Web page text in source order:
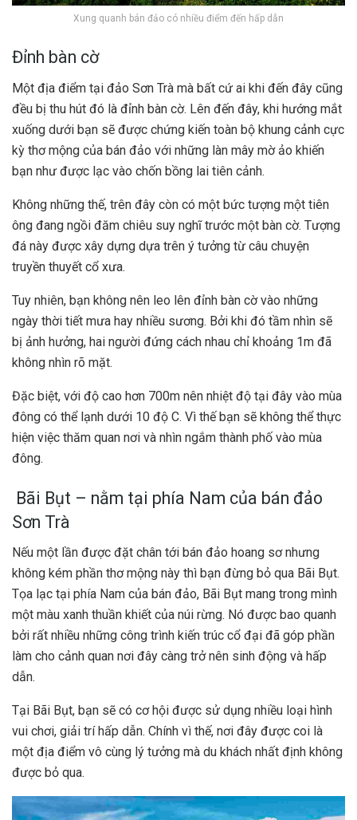
Xung quanh bán đảo có nhiều điểm đến hấp dẫn
Đỉnh bàn cờ
Một địa điểm tại đảo Sơn Trà mà bất cứ ai khi đến đây cũng
đều bị thu hút đó là đỉnh bàn cờ. Lên đến đây, khi hướng mắt
xuống dưới bạn sẽ được chứng kiến toàn bộ khung cảnh cực
kỳ thơ mộng của bán đảo với những làn mây mờ ảo khiến
bạn như được lạc vào chốn bồng lai tiên cảnh.
Không những thế, trên đây còn có một bức tượng một tiên
ông đang ngồi đăm chiêu suy nghĩ trước một bàn cờ. Tượng
đá này được xây dựng dựa trên ý tưởng từ câu chuyện
truyền thuyết cổ xưa.
Tuy nhiên, bạn không nên leo lên đỉnh bàn cờ vào những
ngày thời tiết mưa hay nhiều sương. Bởi khi đó tầm nhìn sẽ
bị ảnh hưởng, hai người đứng cách nhau chỉ khoảng 1m đã
không nhìn rõ mặt.
Đặc biệt, với độ cao hơn 700m nên nhiệt độ tại đây vào mùa
đông có thể lạnh dưới 10 độ C. Vì thế bạn sẽ không thể thực
hiện việc thăm quan nơi và nhìn ngắm thành phố vào mùa
đông.
Bãi Bụt – nằm tại phía Nam của bán đảo
Sơn Trà
Nếu một lần được đặt chân tới bán đảo hoang sơ nhưng
không kém phần thơ mộng này thì bạn đừng bỏ qua Bãi Bụt.
Tọa lạc tại phía Nam của bán đảo, Bãi Bụt mang trong mình
một màu xanh thuần khiết của núi rừng. Nó được bao quanh
bởi rất nhiều những công trình kiến trúc cổ đại đã góp phần
làm cho cảnh quan nơi đây càng trở nên sinh động và hấp
dẫn.
Tại Bãi Bụt, bạn sẽ có cơ hội được sử dụng nhiều loại hình
vui chơi, giải trí hấp dẫn. Chính vì thế, nơi đây được coi là
một địa điểm vô cùng lý tưởng mà du khách nhất định không
được bỏ qua.